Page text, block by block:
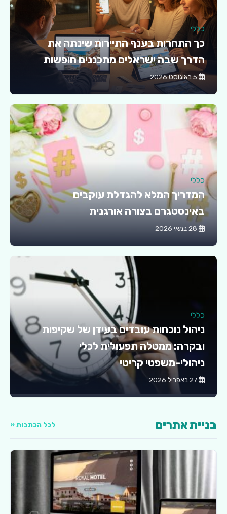
כללי
כך התחרות בענף התיירות שינתה את
הדרך שבה ישראלים מתכננים חופשות
כללי
המדריך המלא להגדלת עוקבים
באינסטגרם בצורה אורגנית
כללי
ניהול נוכחות עובדים בעידן של שקיפות
ובקרה: ממטלה תפעולית לכלי
ניהולי-משפטי קריטי
בניית אתרים לכל הכתבות «